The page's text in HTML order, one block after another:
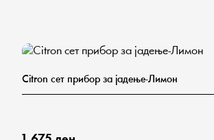
Citron сет прибор за јадење-Лимон